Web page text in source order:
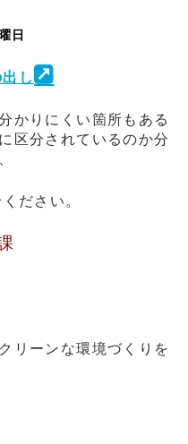
日
し
かりにくい箇所もある
区分されているのか分
ださい。
リーンな環境づくりを